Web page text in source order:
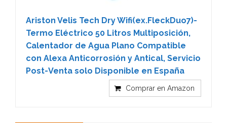
Ariston Velis Tech Dry Wifi(ex.FleckDuo7)-
Termo Eléctrico 50 Litros Multiposición,
Calentador de Agua Plano Compatible
con Alexa Anticorrosión y Antical, Servicio
Post-Venta solo Disponible en España
Comprar en Amazon